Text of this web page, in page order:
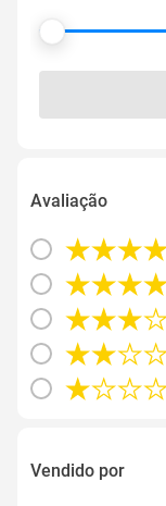
Avaliação
Vendido por